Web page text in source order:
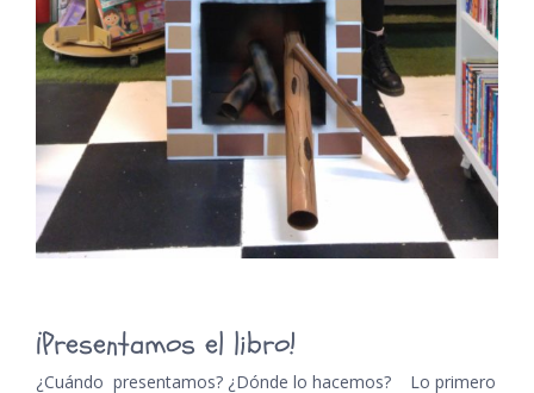
¡Presentamos el libro!
¿Cuándo presentamos? ¿Dónde lo hacemos? Lo primero